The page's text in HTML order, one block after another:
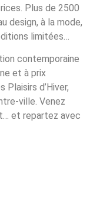
Plus de 2500
design, à la mode,
limitées…
contemporaine
et à prix
d’Hiver,
ville. Venez
et repartez avec